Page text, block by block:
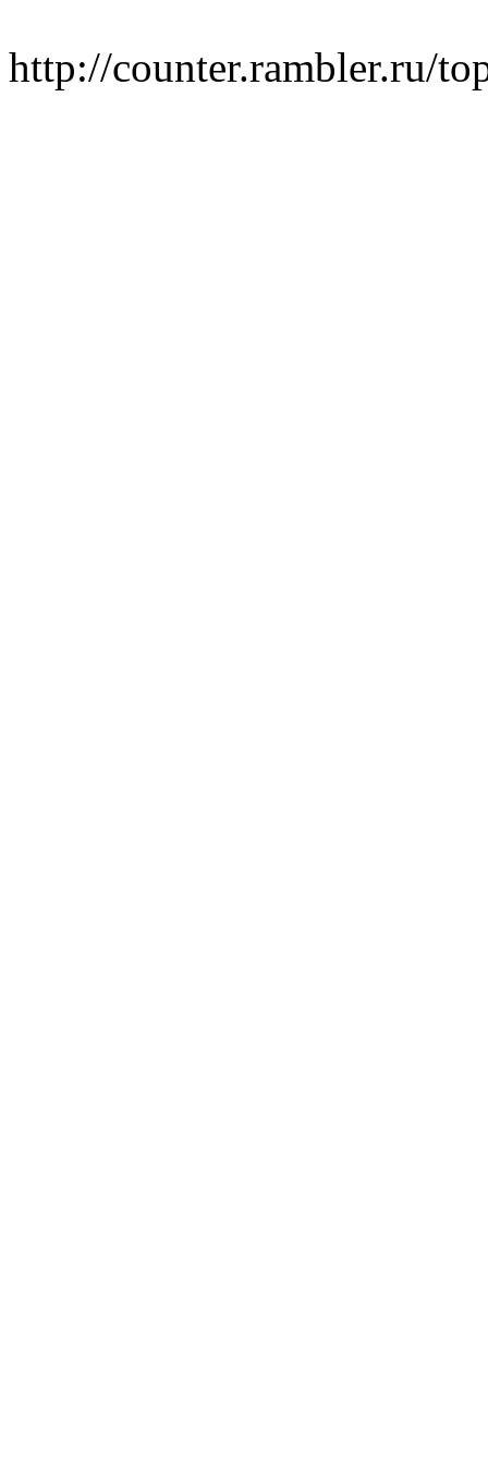
http://counter.rambler.ru/